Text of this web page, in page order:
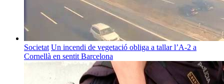
Societat Un incendi de vegetació obliga a tallar l’A-2 a
Cornellà en sentit Barcelona